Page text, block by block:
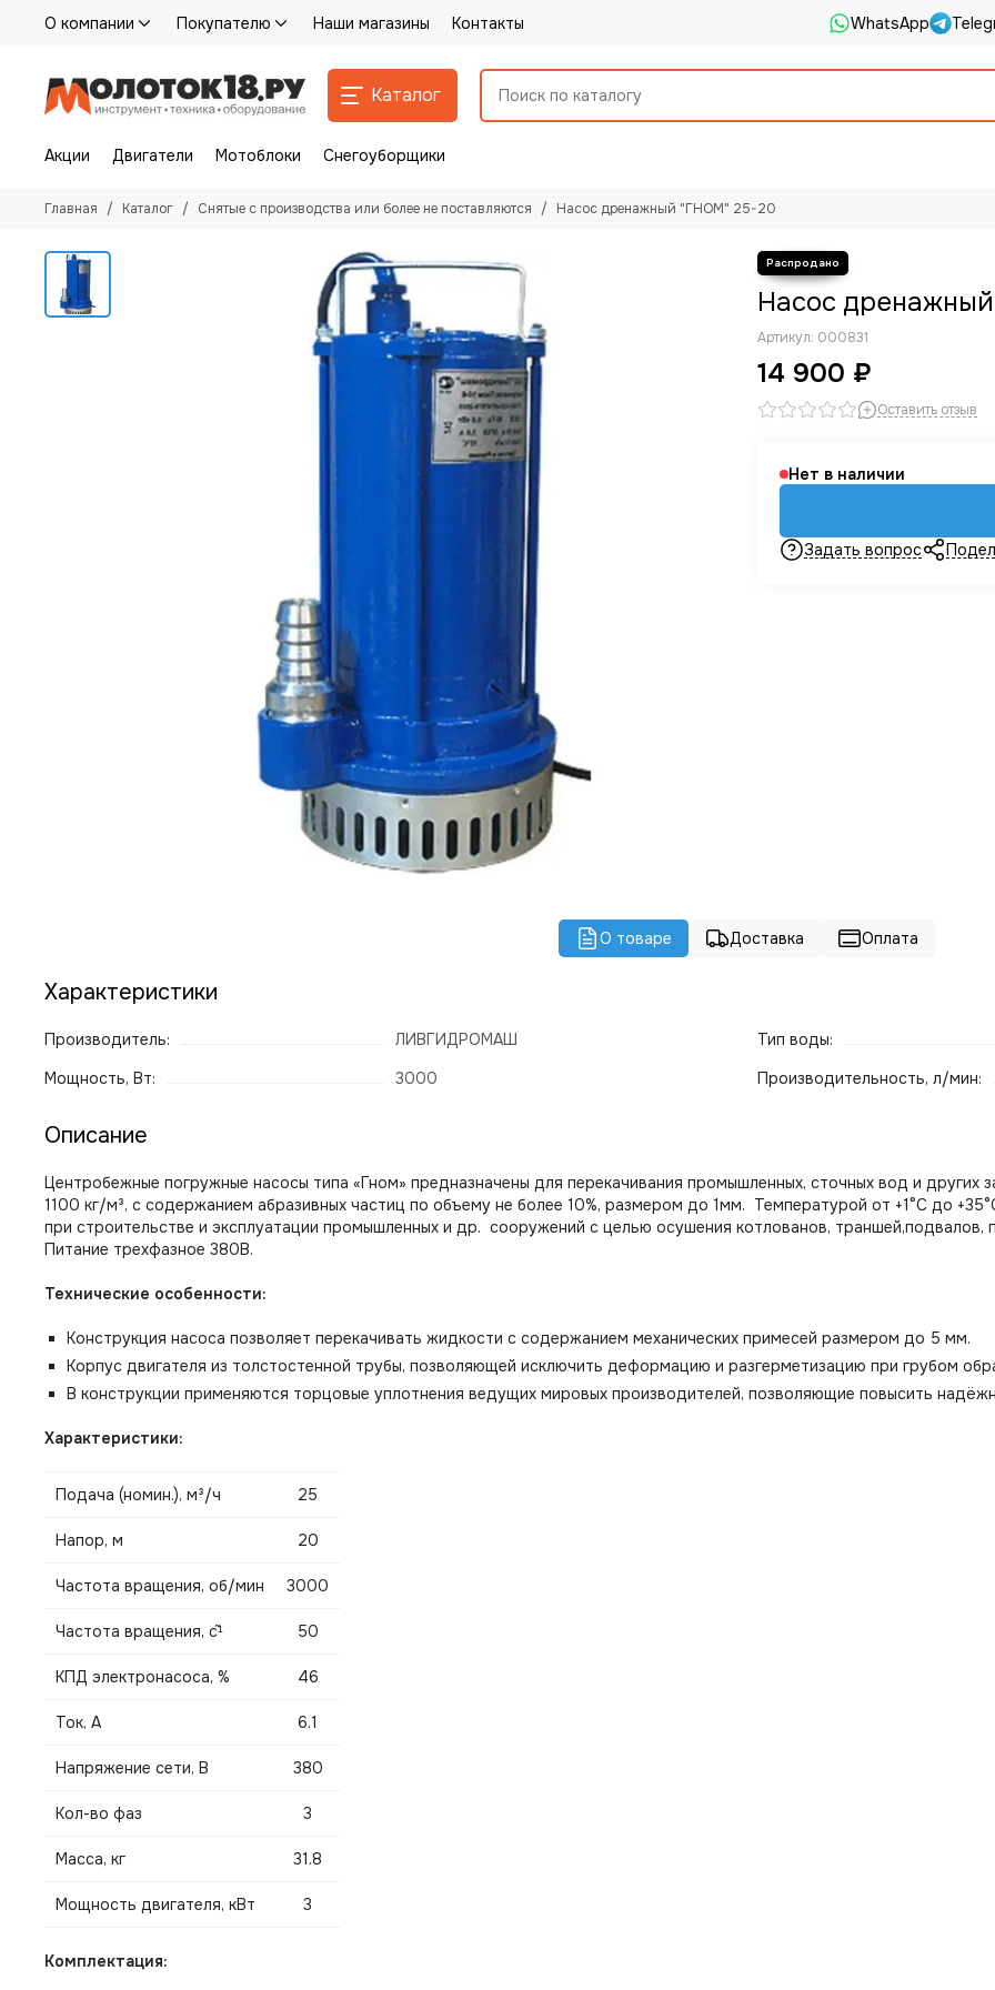
О компании Покупателю Наши магазины Контакты WhatsApp
Каталог
Акции Двигатели Мотоблоки Снегоуборщики
Главная Каталог Снятые с производства или более не поставляются Насос дренажный "ГНОМ" 25-20
Насос
Артикул: 000831
14 900 ₽
Оставить отзыв
Нет в наличии
Задать вопрос
О товаре Доставка Оплата
Характеристики
Производитель:
ЛИВГИДРОМАШ
Мощность, Вт:
3000
Тип воды:
Производительность, л/мин:
Описание
Центробежные погружные насосы типа «Гном» предназначены для перекачивания промышленных, сточных вод и
1100 кг/м³, с содержанием абразивных частиц по объему не более 10%, размером до 1мм. Температурой от +1°С до
при строительстве и эксплуатации промышленных и др. сооружений с целью осушения котлованов, траншей,подвалов,
Питание трехфазное 380В.
Технические особенности:
Конструкция насоса позволяет перекачивать жидкости с содержанием механических примесей размером до 5 мм.
Корпус двигателя из толстостенной трубы, позволяющей исключить деформацию и разгерметизацию при грубом
В конструкции применяются торцовые уплотнения ведущих мировых производителей, позволяющие повысить
Характеристики:
Подача (номин.), м³/ч 25
Напор, м 20
Частота вращения, об/мин 3000
Частота вращения, c˜¹ 50
КПД электронасоса, % 46
Ток, А 6.1
Напряжение сети, В 380
Кол-во фаз 3
Масса, кг 31.8
Мощность двигателя, кВт 3
Комплектация: